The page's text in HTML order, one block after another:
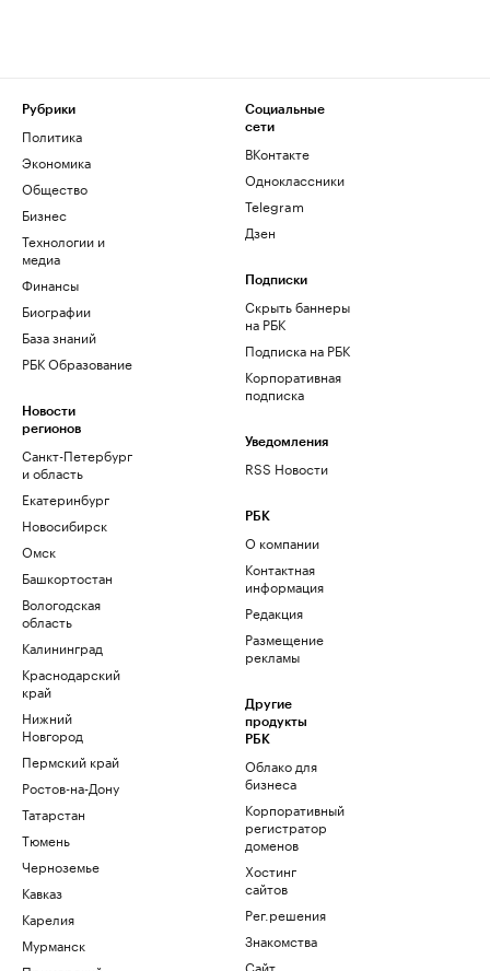
Рубрики
Политика
Экономика
Общество
Бизнес
Технологии и
медиа
Финансы
Биографии
База знаний
РБК Образование
Новости
регионов
Санкт-Петербург
и область
Екатеринбург
Новосибирск
Омск
Башкортостан
Вологодская
область
Калининград
Краснодарский
край
Нижний
Новгород
Пермский край
Ростов-на-Дону
Татарстан
Тюмень
Черноземье
Кавказ
Карелия
Мурманск
Социальные
сети
ВКонтакте
Одноклассники
Telegram
Дзен
Подписки
Скрыть баннеры
на РБК
Подписка на РБК
Корпоративная
подписка
Уведомления
RSS Новости
РБК
О компании
Контактная
информация
Редакция
Размещение
рекламы
Другие
продукты
РБК
Облако для
бизнеса
Корпоративный
регистратор
доменов
Хостинг
сайтов
Рег.решения
Знакомства
Сайт